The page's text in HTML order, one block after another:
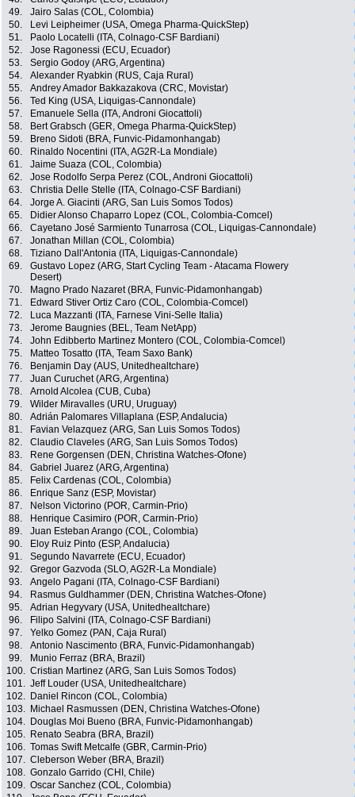
49.
Jairo Salas (COL, Colombia)
50.
Levi Leipheimer (USA, Omega Pharma-QuickStep)
51.
Paolo Locatelli (ITA, Colnago-CSF Bardiani)
52.
Jose Ragonessi (ECU, Ecuador)
53.
Sergio Godoy (ARG, Argentina)
54.
Alexander Ryabkin (RUS, Caja Rural)
55.
Andrey Amador Bakkazakova (CRC, Movistar)
56.
Ted King (USA, Liquigas-Cannondale)
57.
Emanuele Sella (ITA, Androni Giocattoli)
58.
Bert Grabsch (GER, Omega Pharma-QuickStep)
59.
Breno Sidoti (BRA, Funvic-Pidamonhangab)
60.
Rinaldo Nocentini (ITA, AG2R-La Mondiale)
61.
Jaime Suaza (COL, Colombia)
62.
Jose Rodolfo Serpa Perez (COL, Androni Giocattoli)
63.
Christia Delle Stelle (ITA, Colnago-CSF Bardiani)
64.
Jorge A. Giacinti (ARG, San Luis Somos Todos)
65.
Didier Alonso Chaparro Lopez (COL, Colombia-Comcel)
66.
Cayetano José Sarmiento Tunarrosa (COL, Liquigas-Cannondale)
67.
Jonathan Millan (COL, Colombia)
68.
Tiziano Dall'Antonia (ITA, Liquigas-Cannondale)
69.
Gustavo Lopez (ARG, Start Cycling Team - Atacama Flowery
Desert)
70. Magno Prado Nazaret (BRA, Funvic-Pidamonhangab)
71.
Edward Stiver Ortiz Caro (COL, Colombia-Comcel)
72.
Luca Mazzanti (ITA, Farnese Vini-Selle Italia)
73.
Jerome Baugnies (BEL, Team NetApp)
74.
John Edibberto Martinez Montero (COL, Colombia-Comcel)
75.
Matteo Tosatto (ITA, Team Saxo Bank)
76.
Benjamin Day (AUS, Unitedhealtchare)
77.
Juan Curuchet (ARG, Argentina)
78.
Arnold Alcolea (CUB, Cuba)
79.
Wilder Miravalles (URU, Uruguay)
80.
Adrián Palomares Villaplana (ESP, Andalucia)
81.
Favian Velazquez (ARG, San Luis Somos Todos)
82.
Claudio Claveles (ARG, San Luis Somos Todos)
83.
Rene Gorgensen (DEN, Christina Watches-Ofone)
84.
Gabriel Juarez (ARG, Argentina)
85.
Felix Cardenas (COL, Colombia)
86.
Enrique Sanz (ESP, Movistar)
87.
Nelson Victorino (POR, Carmin-Prio)
88.
Henrique Casimiro (POR, Carmin-Prio)
89.
Juan Esteban Arango (COL, Colombia)
90.
Eloy Ruiz Pinto (ESP, Andalucia)
91.
Segundo Navarrete (ECU, Ecuador)
92.
Gregor Gazvoda (SLO, AG2R-La Mondiale)
93.
Angelo Pagani (ITA, Colnago-CSF Bardiani)
94.
Rasmus Guldhammer (DEN, Christina Watches-Ofone)
95.
Adrian Hegyvary (USA, Unitedhealtchare)
96.
Filipo Salvini (ITA, Colnago-CSF Bardiani)
97.
Yelko Gomez (PAN, Caja Rural)
98.
Antonio Nascimento (BRA, Funvic-Pidamonhangab)
99.
Munio Ferraz (BRA, Brazil)
100. Cristian Martinez (ARG, San Luis Somos Todos)
101. Jeff Louder (USA, Unitedhealtchare)
102.
Daniel Rincon (COL, Colombia)
103.
Michael Rasmussen (DEN, Christina Watches-Ofone)
104.
Douglas Moi Bueno (BRA, Funvic-Pidamonhangab)
105.
Renato Seabra (BRA, Brazil)
106. Tomas Swift Metcalfe (GBR, Carmin-Prio)
107. Cleberson Weber (BRA, Brazil)
108. Gonzalo Garrido (CHI, Chile)
109. Oscar Sanchez (COL, Colombia)